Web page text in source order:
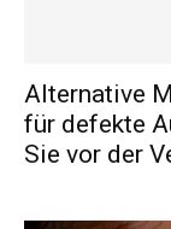
Alternative
für defekte
Sie vor der